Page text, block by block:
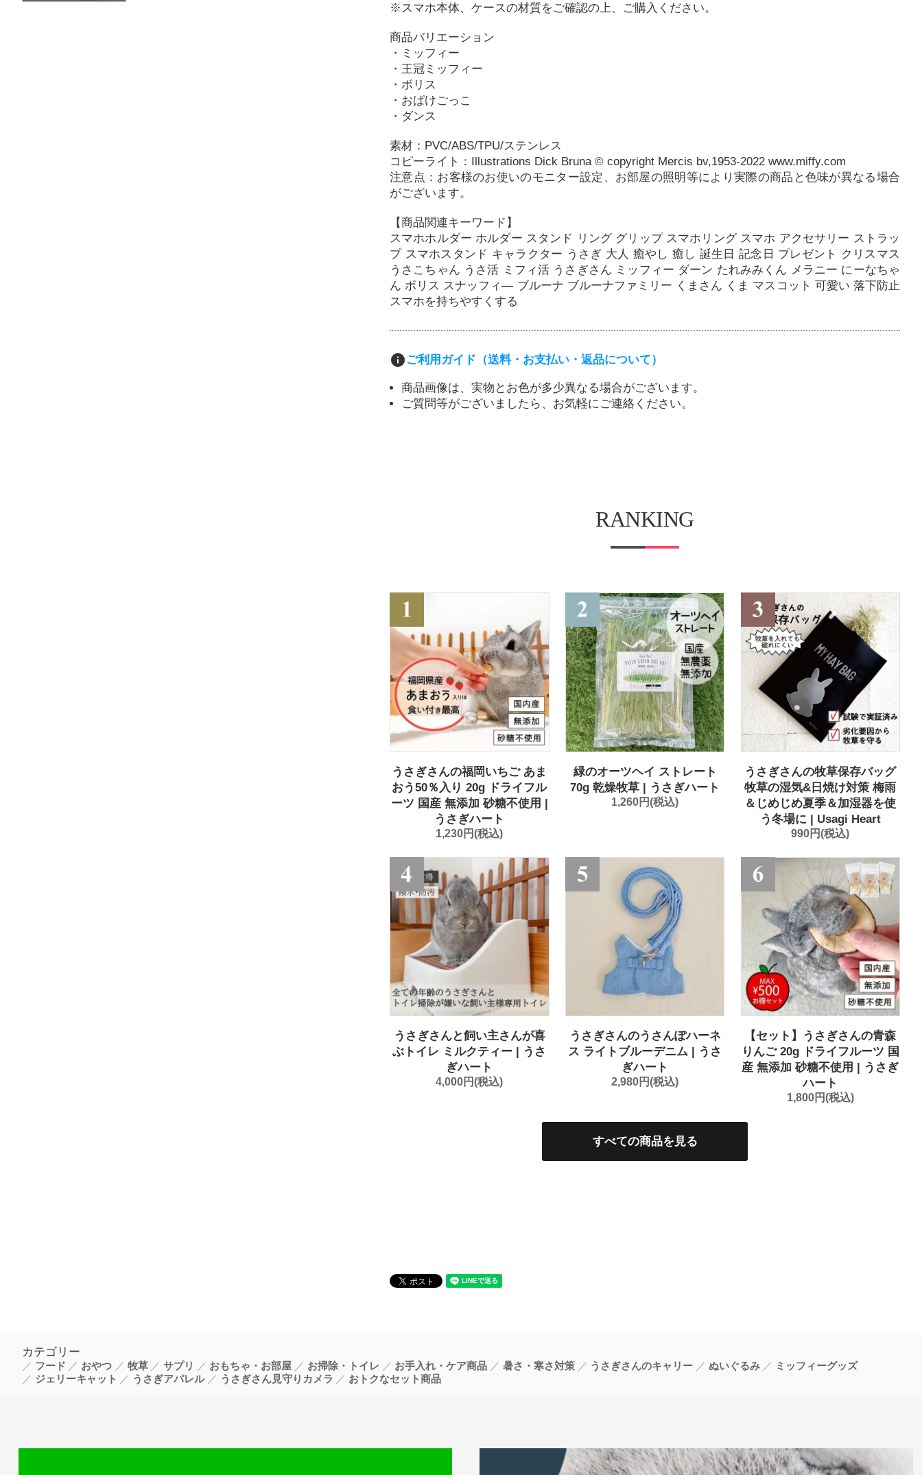
※スマホ本体、ケースの材質をご確認の上、ご購入ください。
商品バリエーション
・ミッフィー
・王冠ミッフィー
・ボリス
・おばけごっこ
・ダンス
素材：PVC/ABS/TPU/ステンレス
コピーライト：Illustrations Dick Bruna © copyright Mercis bv,1953-2022 www.miffy.com
注意点：お客様のお使いのモニター設定、お部屋の照明等により実際の商品と色味が異なる場合
がございます。
【商品関連キーワード】
スマホホルダー ホルダー スタンド リング グリップ スマホリング スマホ アクセサリー ストラッ
プ スマホスタンド キャラクター うさぎ 大人 癒やし 癒し 誕生日 記念日 プレゼント クリスマス
うさこちゃん うさ活 ミフィ活 うさぎさん ミッフィー ダーン たれみみくん メラニー にーなちゃ
ん ボリス スナッフィ― ブルーナ ブルーナファミリー くまさん くま マスコット 可愛い 落下防止
スマホを持ちやすくする
info ご利用ガイド（送料・お支払い・返品について）
商品画像は、実物とお色が多少異なる場合がございます。
ご質問等がございましたら、お気軽にご連絡ください。
RANKING
うさぎさんの福岡いちご あま
おう50％入り 20g ドライフル
ーツ 国産 無添加 砂糖不使用 |
うさぎハート
1,230円(税込)
緑のオーツヘイ ストレート
70g 乾燥牧草 | うさぎハート
1,260円(税込)
うさぎさんの牧草保存バッグ
牧草の湿気&日焼け対策 梅雨
＆じめじめ夏季＆加湿器を使
う冬場に | Usagi Heart
990円(税込)
うさぎさんと飼い主さんが喜
ぶトイレ ミルクティー | うさ
ぎハート
4,000円(税込)
うさぎさんのうさんぽハーネ
ス ライトブルーデニム | うさ
ぎハート
2,980円(税込)
【セット】うさぎさんの青森
りんご 20g ドライフルーツ 国
産 無添加 砂糖不使用 | うさぎ
ハート
1,800円(税込)
すべての商品を見る
カテゴリー
フード おやつ 牧草 サプリ おもちゃ・お部屋 お掃除・トイレ お手入れ・ケア商品 暑さ・寒さ対策 うさぎさんのキャリー ぬいぐるみ
ミッフィーグッズ
ジェリーキャット
うさぎアパレル うさぎさん見守りカメラ おトクなセット商品